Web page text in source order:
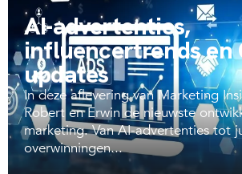
AI-advertenties,
influencertrends en
updates
In deze aflevering van Marketing
Robert en Erwin de nieuwste
marketing. Van AI-advertenties tot
overwinningen...